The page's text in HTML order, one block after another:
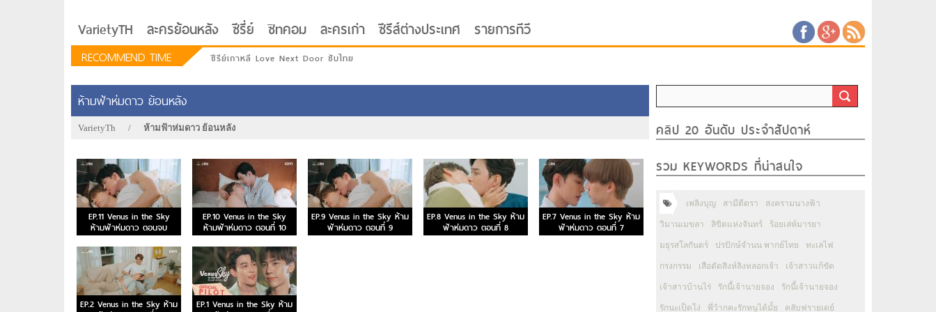
VarietyTH ละครย้อนหลัง ซีรี่ย์ ซิทคอม ละครเก่า ซีรีส์ต่างประเทศ รายการทีวี
RECOMMEND TIME ซีรีย์เกาหลี Love Next Door ซับไทย
รักอยู่ประตูถัดไป
ห้ามฟ้าห่มดาว ย้อนหลัง
VarietyTh / ห้ามฟ้าห่มดาว ย้อนหลัง
EP.11 Venus in the Sky
ห้ามฟ้าห่มดาว ตอนจบ
EP.10 Venus in the Sky
ห้ามฟ้าห่มดาว ตอนที่ 10
EP.9 Venus in the Sky ห้าม
ฟ้าห่มดาว ตอนที่ 9
EP.8 Venus in the Sky ห้าม
ฟ้าห่มดาว ตอนที่ 8
EP.7 Venus in the Sky ห้าม
ฟ้าห่มดาว ตอนที่ 7
EP.2 Venus in the Sky ห้าม
EP.1 Venus in the Sky ห้าม
คลิป 20 อันดับ ประจำสัปดาห์
รวม KEYWORDS ที่น่าสนใจ
เพลิงบุญ สามีตีตรา สงครามนางฟ้า
วิมานเมขลา ลิขิตแห่งจันทร์ ร้อยเล่ห์มารยา
มธุรสโลกันตร์ ปรปักษ์จำนน พากย์ไทย ทะเลไฟ
กรงกรรม เสือตัดสิงห์ลิงหลอกเจ้า เจ้าสาวแก้ขัด
เจ้าสาวบ้านไร่ รักนี้เจ้านายจอง รักนี้เจ้านายจอง
รักนะเป็ดโง่ พี่ว้ากคะรักหนูได้มั้ย คลับฟรายเดย์